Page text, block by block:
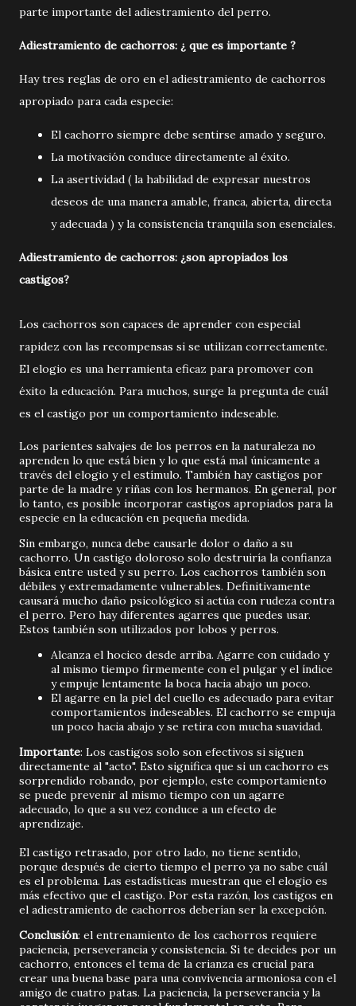
parte importante del adiestramiento del perro.
Adiestramiento de cachorros: ¿ que es importante ?
Hay tres reglas de oro en el adiestramiento de cachorros
apropiado para cada especie:
El cachorro siempre debe sentirse amado y seguro.
La motivación conduce directamente al éxito.
La asertividad ( la habilidad de expresar nuestros
deseos de una manera amable, franca, abierta, directa
y adecuada ) y la consistencia tranquila son esenciales.
Adiestramiento de cachorros: ¿son apropiados los
castigos?
Los cachorros son capaces de aprender con especial
rapidez con las recompensas si se utilizan correctamente.
El elogio es una herramienta eficaz para promover con
éxito la educación. Para muchos, surge la pregunta de cuál
es el castigo por un comportamiento indeseable.
Los parientes salvajes de los perros en la naturaleza no
aprenden lo que está bien y lo que está mal únicamente a
través del elogio y el estímulo. También hay castigos por
parte de la madre y riñas con los hermanos. En general, por
lo tanto, es posible incorporar castigos apropiados para la
especie en la educación en pequeña medida.
Sin embargo, nunca debe causarle dolor o daño a su
cachorro. Un castigo doloroso solo destruiría la confianza
básica entre usted y su perro. Los cachorros también son
débiles y extremadamente vulnerables. Definitivamente
causará mucho daño psicológico si actúa con rudeza contra
el perro. Pero hay diferentes agarres que puedes usar.
Estos también son utilizados por lobos y perros.
Alcanza el hocico desde arriba. Agarre con cuidado y
al mismo tiempo firmemente con el pulgar y el índice
y empuje lentamente la boca hacia abajo un poco.
El agarre en la piel del cuello es adecuado para evitar
comportamientos indeseables. El cachorro se empuja
un poco hacia abajo y se retira con mucha suavidad.
Importante: Los castigos solo son efectivos si siguen
directamente al "acto". Esto significa que si un cachorro es
sorprendido robando, por ejemplo, este comportamiento
se puede prevenir al mismo tiempo con un agarre
adecuado, lo que a su vez conduce a un efecto de
aprendizaje.
El castigo retrasado, por otro lado, no tiene sentido,
porque después de cierto tiempo el perro ya no sabe cuál
es el problema. Las estadísticas muestran que el elogio es
más efectivo que el castigo. Por esta razón, los castigos en
el adiestramiento de cachorros deberían ser la excepción.
Conclusión: el entrenamiento de los cachorros requiere
paciencia, perseverancia y consistencia. Si te decides por un
cachorro, entonces el tema de la crianza es crucial para
crear una buena base para una convivencia armoniosa con el
amigo de cuatro patas. La paciencia, la perseverancia y la